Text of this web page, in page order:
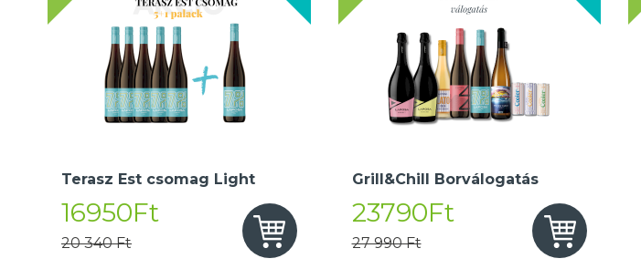
Terasz Est csomag Light
16950Ft
20 340 Ft
Grill&Chill Borválogatás
23790Ft
27 990 Ft